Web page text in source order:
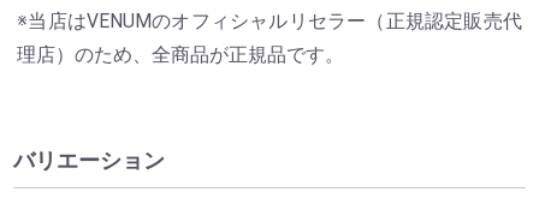
※当店はVENUMのオフィシャルリセラー（正規認定販売代
理店）のため、全商品が正規品です。
バリエーション